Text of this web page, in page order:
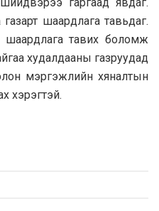
шаардлага тавьдаг.
шаардлага тавих боломж
худалдааны газруудад
мэргэжлийн хяналтын
хэрэгтэй.